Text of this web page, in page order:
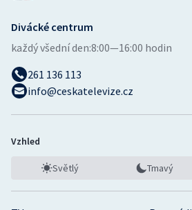
Divácké centrum
každý všední den:8:00—16:00 hodin
261 136 113
info@ceskatelevize.cz
Vzhled
Světlý Tmavý